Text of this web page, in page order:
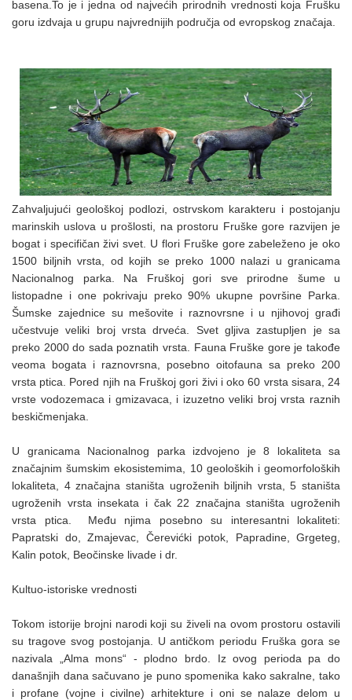
basena.To je i jedna od najvećih prirodnih vrednosti koja Frušku
goru izdvaja u grupu najvrednijih područja od evropskog značaja.
Zahvaljujući geološkoj podlozi, ostrvskom karakteru i postojanju
marinskih uslova u prošlosti, na prostoru Fruške gore razvijen je
bogat i specifičan živi svet. U flori Fruške gore zabeleženo je oko
1500 biljnih vrsta, od kojih se preko 1000 nalazi u granicama
Nacionalnog parka. Na Fruškoj gori sve prirodne šume u
listopadne i one pokrivaju preko 90% ukupne površine Parka.
Šumske zajednice su mešovite i raznovrsne i u njihovoj građi
učestvuje veliki broj vrsta drveća. Svet gljiva zastupljen je sa
preko 2000 do sada poznatih vrsta. Fauna Fruške gore je takođe
veoma bogata i raznovrsna, posebno oitofauna sa preko 200
vrsta ptica. Pored njih na Fruškoj gori živi i oko 60 vrsta sisara, 24
vrste vodozemaca i gmizavaca, i izuzetno veliki broj vrsta raznih
beskičmenjaka.
U granicama Nacionalnog parka izdvojeno je 8 lokaliteta sa
značajnim šumskim ekosistemima, 10 geoloških i geomorfoloških
lokaliteta, 4 značajna staništa ugroženih biljnih vrsta, 5 staništa
ugroženih vrsta insekata i čak 22 značajna staništa ugroženih
vrsta ptica. Među njima posebno su interesantni lokaliteti:
Papratski do, Zmajevac, Čerevićki potok, Papradine, Grgeteg,
Kalin potok, Beočinske livade i dr.
Kultuo-istoriske vrednosti
Tokom istorije brojni narodi koji su živeli na ovom prostoru ostavili
su tragove svog postojanja. U antičkom periodu Fruška gora se
nazivala „Alma mons“ - plodno brdo. Iz ovog perioda pa do
današnjih dana sačuvano je puno spomenika kako sakralne, tako
i profane (vojne i civilne) arhitekture i oni se nalaze delom u